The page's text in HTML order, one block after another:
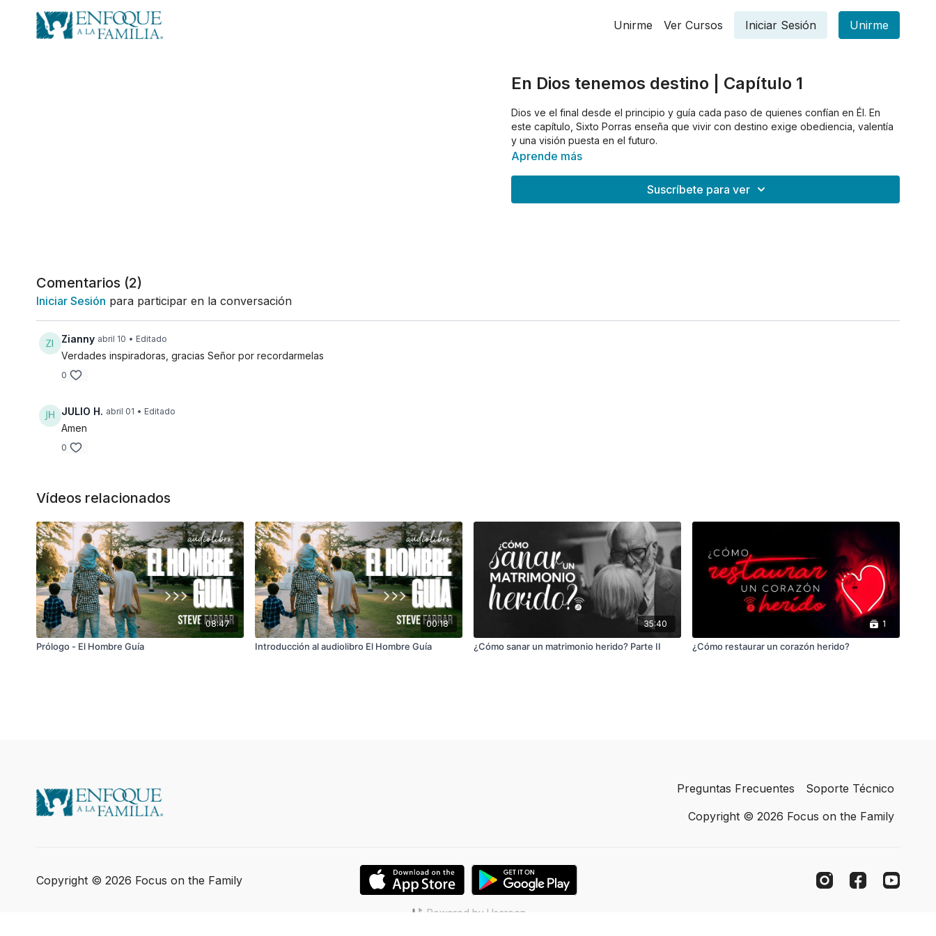
Unirme Ver Cursos Iniciar Sesión Unirme
En Dios tenemos destino | Capítulo 1
Dios ve el final desde el principio y guía cada paso de quienes confían en Él. En
este capítulo, Sixto Porras enseña que vivir con destino exige obediencia, valentía
y una visión puesta en el futuro.
Aprende más
Suscríbete para ver
Comentarios (2)
Iniciar Sesión para participar en la conversación
Zianny abril 10 • Editado
Verdades inspiradoras, gracias Señor por recordarmelas
0
JULIO H. abril 01 • Editado
Amen
0
Vídeos relacionados
08:47
Prólogo - El Hombre Guía
00:18
Introducción al audiolibro El Hombre Guía
35:40
¿Cómo sanar un matrimonio herido? Parte II
1
¿Cómo restaurar un corazón herido?
Preguntas Frecuentes
Soporte Técnico
Copyright © 2026 Focus on the Family
Copyright © 2026 Focus on the Family
Powered by Uscreen